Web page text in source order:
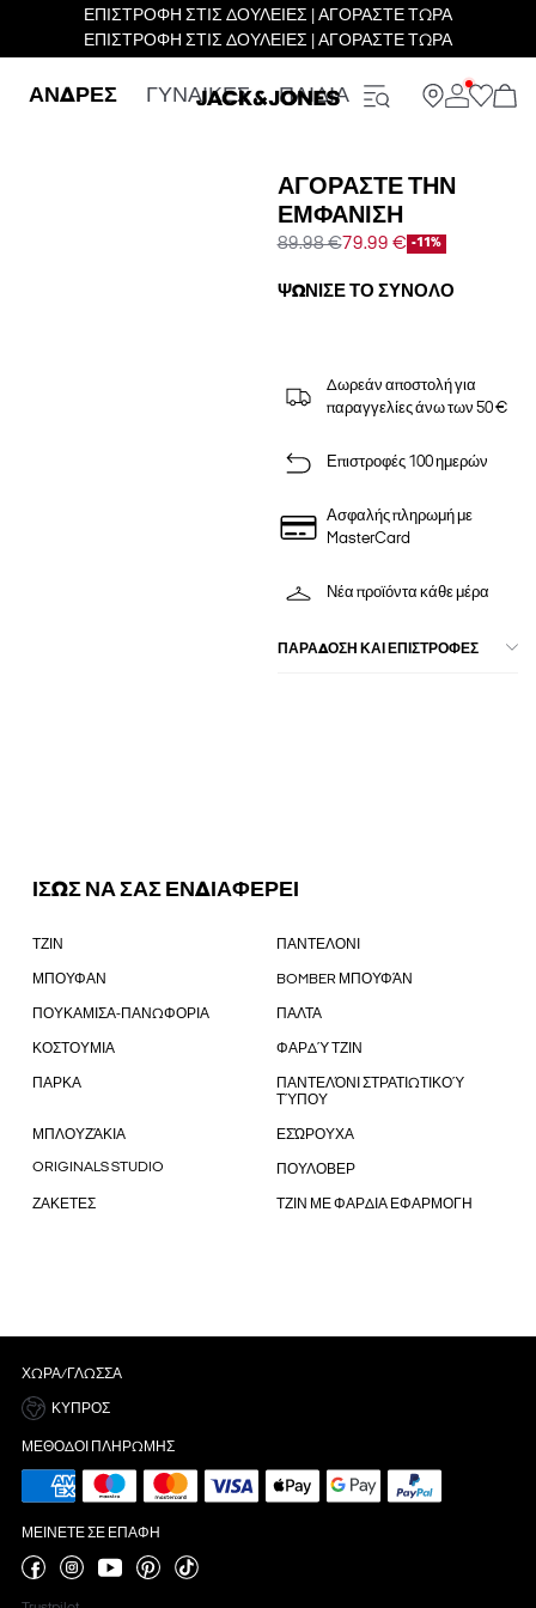
ΕΠΙΣΤΡΟΦΗ ΣΤΙΣ ΔΟΥΛΕΙΕΣ | ΑΓΟΡΑΣΤΕ ΤΩΡΑ
ΕΠΙΣΤΡΟΦΗ ΣΤΙΣ ΔΟΥΛΕΙΕΣ | ΑΓΟΡΑΣΤΕ ΤΩΡΑ
ΑΝΔΡΕΣ ΓΥΝΑΙΚΕΣ ΠΑΙΔΙΑ
ΑΓΟΡΆΣΤΕ ΤΗΝ
ΕΜΦΆΝΙΣΗ
89.98 €79.99 € -11%
ΨΏΝΙΣΕ ΤΟ ΣΎΝΟΛΟ
Δωρεάν αποστολή για
παραγγελίες άνω των 50 €
Επιστροφές 100 ημερών
Ασφαλής πληρωμή με
MasterCard
Νέα προϊόντα κάθε μέρα
ΠΑΡΑΔΟΣΗ ΚΑΙ ΕΠΙΣΤΡΟΦΕΣ
ΙΣΩΣ ΝΑ ΣΑΣ ΕΝΔΙΑΦΕΡΕΙ
ΤΖΙΝ ΠΑΝΤΕΛΟΝΙ
ΜΠΟΥΦΑΝ BOMBER ΜΠΟΥΦΆΝ
ΠΟΥΚΑΜΙΣΑ-ΠΑΝΩΦΟΡΙΑ ΠΑΛΤΑ
ΚΟΣΤΟΥΜΙΑ ΦΑΡΔΎ ΤΖΙΝ
ΠΑΡΚΑ
ΠΑΝΤΕΛΌΝΙ ΣΤΡΑΤΙΩΤΙΚΟΎ
ΤΎΠΟΥ
ΜΠΛΟΥΖΆΚΙΑ ΕΣΏΡΟΥΧΑ
ORIGINALS STUDIO ΠΟΥΛΟΒΕΡ
ΖΑΚΕΤΕΣ ΤΖΙΝ ΜΕ ΦΑΡΔΙΑ ΕΦΑΡΜΟΓΗ
ΧΏΡΑ/ΓΛΏΣΣΑ
ΚΎΠΡΟΣ
ΜΈΘΟΔΟΙ ΠΛΗΡΩΜΉΣ
ΜΕΊΝΕΤΕ ΣΕ ΕΠΑΦΉ